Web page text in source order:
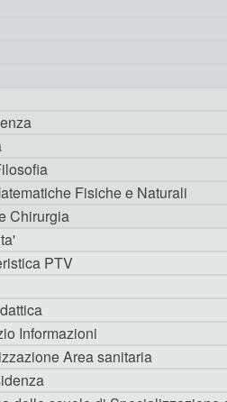
Fisiche e Naturali
Chirurgia
PTV
Informazioni
Area sanitaria